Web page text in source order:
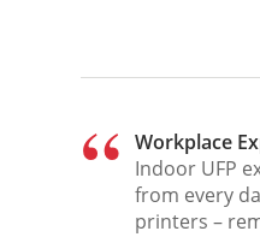
Workplace
Indoor UFP
from every
printers –